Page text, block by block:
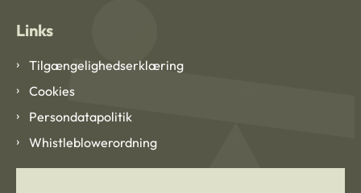
Links
Tilgængelighedserklæring
Cookies
Persondatapolitik
Whistleblowerordning